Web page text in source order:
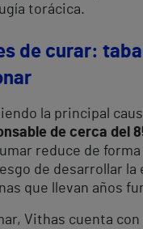
torácica.
de curar:
la principal
de cerca del
reduce de
de desarrollar la
que llevan años
Vithas cuenta